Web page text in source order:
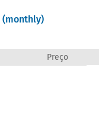
(monthly)
Preço